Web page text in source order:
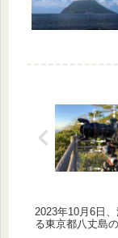
2023年10月6日
る東京都八丈島